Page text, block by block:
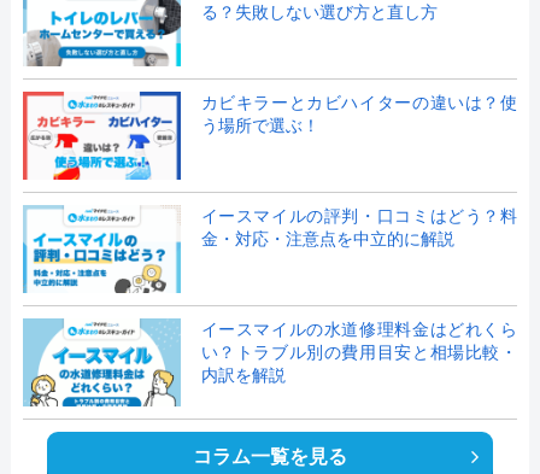
る？失敗しない選び方と直し方
カビキラーとカビハイターの違いは？使
う場所で選ぶ！
イースマイルの評判・口コミはどう？料
金・対応・注意点を中立的に解説
イースマイルの水道修理料金はどれくら
い？トラブル別の費用目安と相場比較・
内訳を解説
コラム一覧を見る